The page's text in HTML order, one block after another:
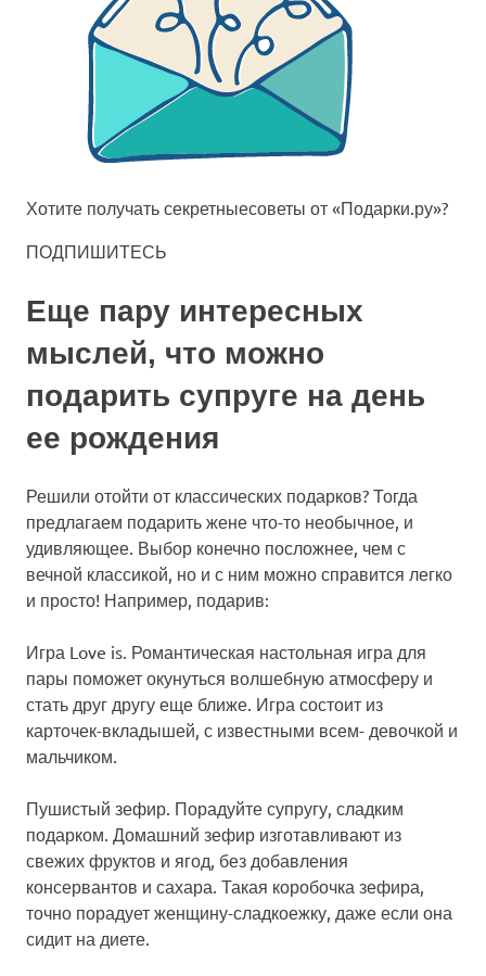
Хотите получать секретныесоветы от «Подарки.ру»?
ПОДПИШИТЕСЬ
Еще пару интересных
мыслей, что можно
подарить супруге на день
ее рождения
Решили отойти от классических подарков? Тогда
предлагаем подарить жене что-то необычное, и
удивляющее. Выбор конечно посложнее, чем с
вечной классикой, но и с ним можно справится легко
и просто! Например, подарив:
Игра Love is. Романтическая настольная игра для
пары поможет окунуться волшебную атмосферу и
стать друг другу еще ближе. Игра состоит из
карточек-вкладышей, с известными всем- девочкой и
мальчиком.
Пушистый зефир. Порадуйте супругу, сладким
подарком. Домашний зефир изготавливают из
свежих фруктов и ягод, без добавления
консервантов и сахара. Такая коробочка зефира,
точно порадует женщину-сладкоежку, даже если она
сидит на диете.